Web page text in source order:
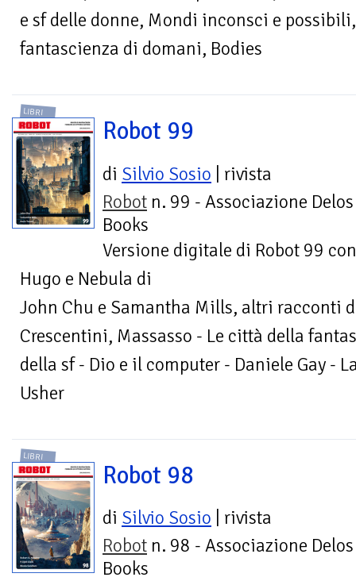
e sf delle donne, Mondi inconsci e
fantascienza di domani, Bodies
LIBRI
Robot 99
di Silvio Sosio | rivista
Robot n. 99 - Associazione Delos
Books
Versione digitale di Robot 99
Hugo e Nebula di
John Chu e Samantha Mills, altri racconti
Crescentini, Massasso - Le città della
della sf - Dio e il computer - Daniele Gay -
Usher
LIBRI
Robot 98
di Silvio Sosio | rivista
Robot n. 98 - Associazione Delos
Books